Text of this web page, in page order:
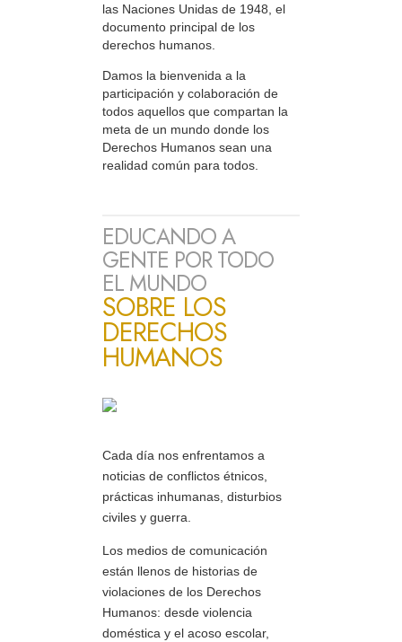
las Naciones Unidas de 1948, el
documento principal de los
derechos humanos.
Damos la bienvenida a la
participación y colaboración de
todos aquellos que compartan la
meta de un mundo donde los
Derechos Humanos sean una
realidad común para todos.
EDUCANDO A
GENTE POR TODO
EL MUNDO
SOBRE LOS
DERECHOS
HUMANOS
Cada día nos enfrentamos a
noticias de conflictos étnicos,
prácticas inhumanas, disturbios
civiles y guerra.
Los medios de comunicación
están llenos de historias de
violaciones de los Derechos
Humanos: desde violencia
doméstica y el acoso escolar,